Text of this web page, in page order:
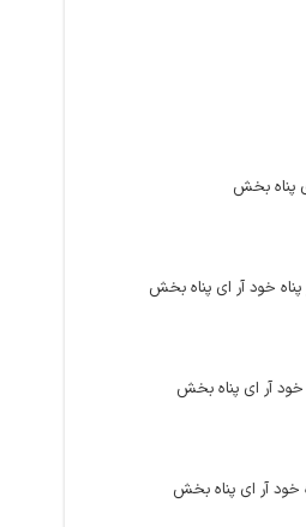
پناه بخش
خود آر اى پناه بخش
خود آر اى پناه ‏بخش
خود آر اى پناه بخش